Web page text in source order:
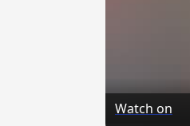
Watch on